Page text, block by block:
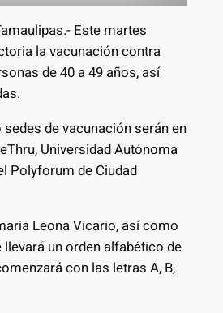
Este martes
la vacunación contra
de 40 a 49 años, así
de vacunación serán en
Universidad Autónoma
Polyforum de Ciudad
Leona Vicario, así como
llevará un orden alfabético de
con las letras A, B,